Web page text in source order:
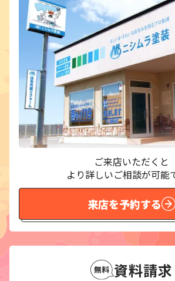
ご来店いただくと
より詳しいご相談が可能
来店を予約する
資料請求